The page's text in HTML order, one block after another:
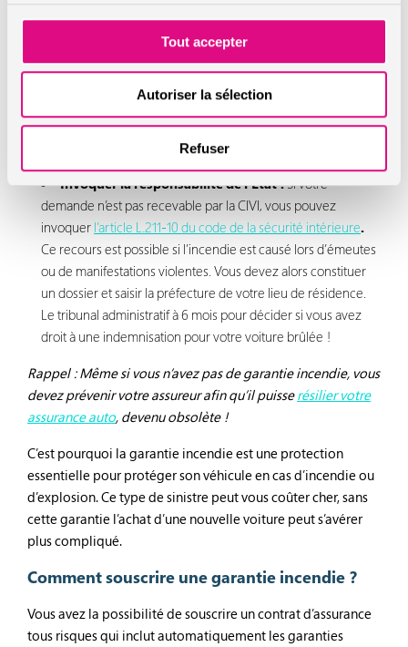
Tout accepter
Autoriser la sélection
Refuser
via le Greffe du tribunal de grande instance (TGI) du lieu de
l’incendie. Attention, l’indemnisation est soumise à des
conditions comme un véhicule en règle au moment du
sinistre (carte grise, contrôle technique, assurance…) et les
réévalué chaque année. À noter que cette aide est plafonnée
Invoquer la responsabilité de l’État :Si votre
demande n’est pas recevable par la CIVI, vous pouvez
invoquer l’article L.211-10 du code de la sécurité intérieure.
Ce recours est possible si l’incendie est causé lors d’émeutes
ou de manifestations violentes. Vous devez alors constituer
un dossier et saisir la préfecture de votre lieu de résidence.
Le tribunal administratif à 6 mois pour décider si vous avez
droit à une indemnisation pour votre voiture brûlée !
Rappel : Même si vous n’avez pas de garantie incendie, vous
devez prévenir votre assureur afin qu’il puisserésilier votre
assurance auto, devenu obsolète !
C’est pourquoi la garantie incendie est une protection
essentielle pour protéger son véhicule en cas d’incendie ou
d’explosion. Ce type de sinistre peut vous coûter cher, sans
cette garantie l’achat d’une nouvelle voiture peut s’avérer
plus compliqué.
Comment souscrire une garantie incendie ?
Vous avez la possibilité de souscrire un contrat d’assurance
tous risques qui inclut automatiquement les garanties